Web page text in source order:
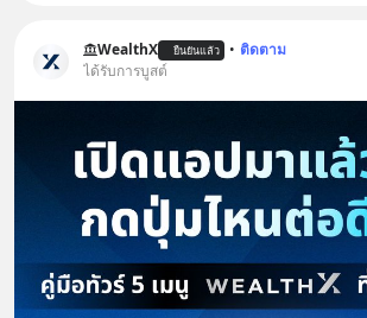
WealthX ยืนยันแล้ว • ติดตาม
ได้รับการบูสต์